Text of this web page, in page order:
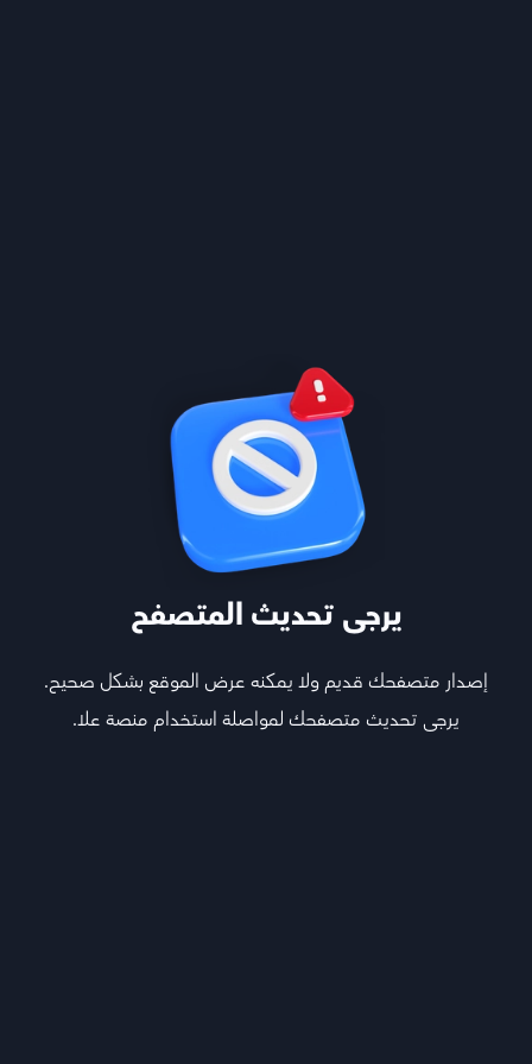
يرجى تحديث المتصفح
إصدار متصفحك قديم ولا يمكنه عرض الموقع بشكل صحيح.
يرجى تحديث متصفحك لمواصلة استخدام منصة علا.